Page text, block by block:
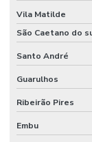
Fornecedores De
Fornecedores De
Fornecedores De
Fornecedores De
Fornecedores De
Vila Matilde
São Caetano do
Santo André
Guarulhos
Ribeirão Pires
Embu